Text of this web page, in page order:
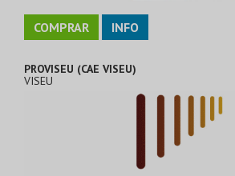
COMPRAR INFO
PROVISEU (CAE VISEU)
VISEU